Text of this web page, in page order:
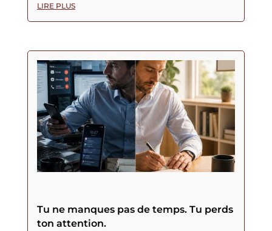
LIRE PLUS
Tu ne manques pas de temps. Tu perds
ton attention.